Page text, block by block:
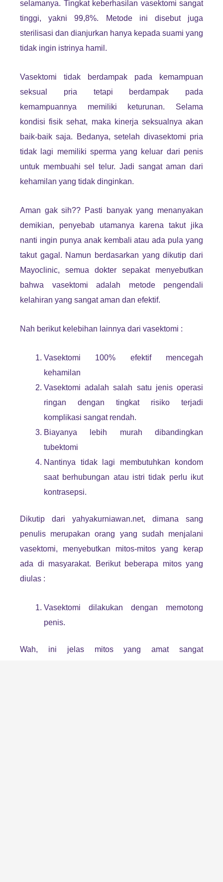
selamanya. Tingkat keberhasilan vasektomi sangat
tinggi, yakni 99,8%. Metode ini disebut juga
sterilisasi dan dianjurkan hanya kepada suami yang
tidak ingin istrinya hamil.
Vasektomi tidak berdampak pada kemampuan
seksual pria tetapi berdampak pada
kemampuannya memiliki keturunan. Selama
kondisi fisik sehat, maka kinerja seksualnya akan
baik-baik saja. Bedanya, setelah divasektomi pria
tidak lagi memiliki sperma yang keluar dari penis
untuk membuahi sel telur. Jadi sangat aman dari
kehamilan yang tidak dinginkan.
Aman gak sih?? Pasti banyak yang menanyakan
demikian, penyebab utamanya karena takut jika
nanti ingin punya anak kembali atau ada pula yang
takut gagal. Namun berdasarkan yang dikutip dari
Mayoclinic, semua dokter sepakat menyebutkan
bahwa vasektomi adalah metode pengendali
kelahiran yang sangat aman dan efektif.
Nah berikut kelebihan lainnya dari vasektomi :
Vasektomi 100% efektif mencegah
kehamilan
Vasektomi adalah salah satu jenis operasi
ringan dengan tingkat risiko terjadi
komplikasi sangat rendah.
Biayanya lebih murah dibandingkan
tubektomi
Nantinya tidak lagi membutuhkan kondom
saat berhubungan atau istri tidak perlu ikut
kontrasepsi.
Dikutip dari yahyakurniawan.net, dimana sang
penulis merupakan orang yang sudah menjalani
vasektomi, menyebutkan mitos-mitos yang kerap
ada di masyarakat. Berikut beberapa mitos yang
diulas :
Vasektomi dilakukan dengan memotong
penis.
Wah, ini jelas mitos yang amat sangat